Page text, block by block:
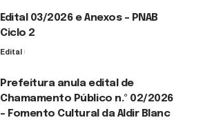
Edital 03/2026 e Anexos – PNAB
Ciclo 2
Edital
Prefeitura anula edital de
Chamamento Público n.º 02/2026
– Fomento Cultural da Aldir Blanc